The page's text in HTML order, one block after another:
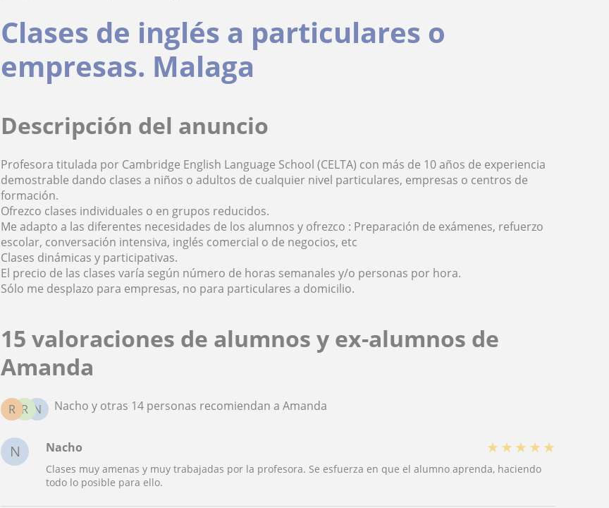
Clases de inglés a particulares o
empresas. Malaga
Descripción del anuncio
Profesora titulada por Cambridge English Language School (CELTA) con más de 10 años de experiencia
demostrable dando clases a niños o adultos de cualquier nivel particulares, empresas o centros de
formación.
Ofrezco clases individuales o en grupos reducidos.
Me adapto a las diferentes necesidades de los alumnos y ofrezco : Preparación de exámenes, refuerzo
escolar, conversación intensiva, inglés comercial o de negocios, etc
Clases dinámicas y participativas.
El precio de las clases varía según número de horas semanales y/o personas por hora.
Sólo me desplazo para empresas, no para particulares a domicilio.
15 valoraciones de alumnos y ex-alumnos de
Amanda
N
R
R Nacho y otras 14 personas recomiendan a Amanda
N Nacho ★ ★ ★ ★ ★
Clases muy amenas y muy trabajadas por la profesora. Se esfuerza en que el alumno aprenda, haciendo
todo lo posible para ello.